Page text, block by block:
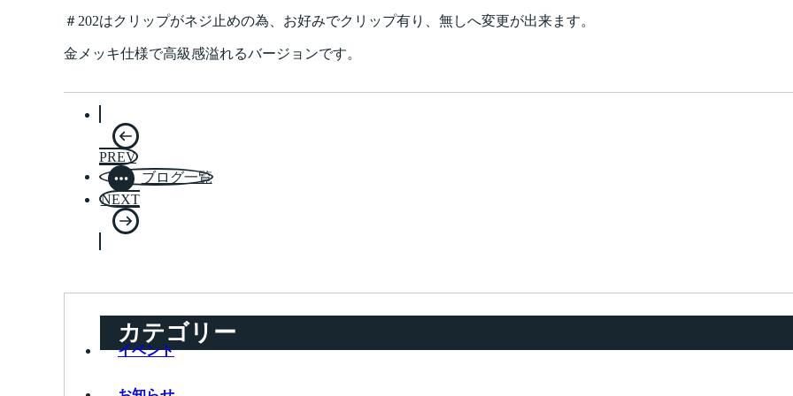
＃202はクリップがネジ止めの為、お好みでクリップ有り、無しへ変更が出来ます。
金メッキ仕様で高級感溢れるバージョンです。
PREV
ブログ一覧
NEXT
カテゴリー
イベント